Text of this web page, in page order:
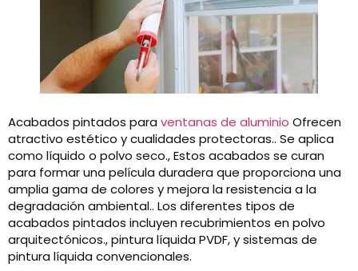
Acabados pintados para ventanas de aluminio Ofrecen
atractivo estético y cualidades protectoras.. Se aplica
como líquido o polvo seco., Estos acabados se curan
para formar una película duradera que proporciona una
amplia gama de colores y mejora la resistencia a la
degradación ambiental.. Los diferentes tipos de
acabados pintados incluyen recubrimientos en polvo
arquitectónicos., pintura líquida PVDF, y sistemas de
pintura líquida convencionales.